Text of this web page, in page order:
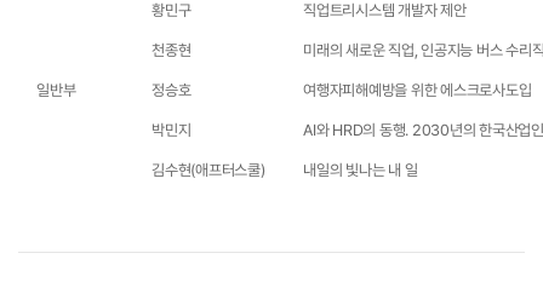
일반부
황민구 직업트리시스템 개발자 제안
천종현 미래의 새로운 직업, 인공지능 버스 수리
정승호 여행자피해예방을 위한 에스크로사도입
박민지 AI와 HRD의 동행. 2030년의 한국산업
김수현(애프터스쿨) 내일의 빛나는 내 일